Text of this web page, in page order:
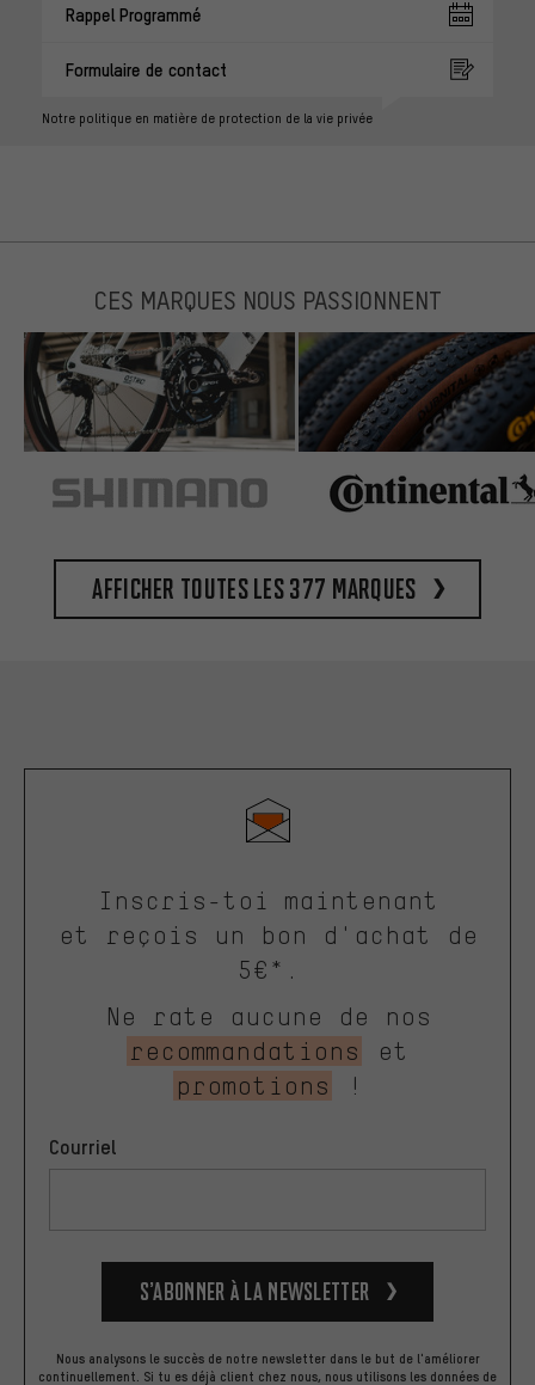
Rappel Programmé
Formulaire de contact
Notre politique en matière de protection de la vie privée
CES MARQUES NOUS PASSIONNENT
Afficher toutes les 377 marques
Inscris-toi maintenant
et reçois un bon d'achat de
5€*.
Ne rate aucune de nos
recommandations
et
promotions
!
Courriel
S’abonner à la newsletter
Nous analysons le succès de notre newsletter dans le but de l'améliorer
continuellement. Si tu es déjà client chez nous, nous utilisons les données de